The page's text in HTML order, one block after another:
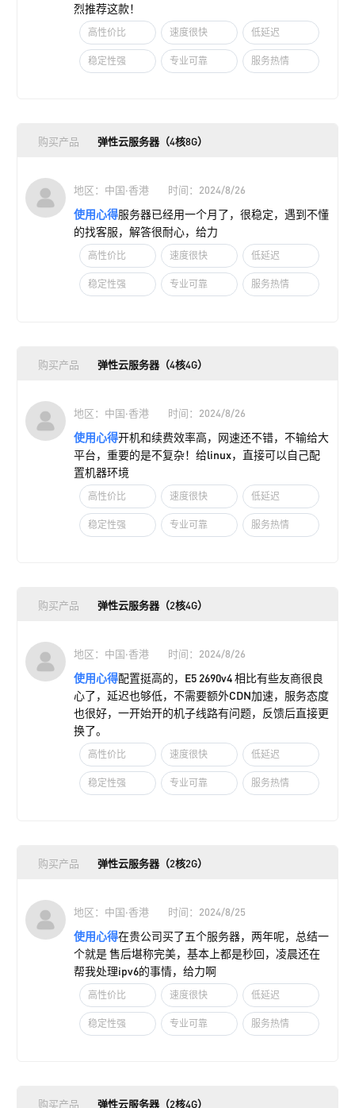
烈推荐这款！
高性价比 速度很快 低延迟
稳定性强 专业可靠 服务热情
购买产品 弹性云服务器（4核8G）
地区：中国·香港 时间：2024/8/26
使用心得服务器已经用一个月了，很稳定，遇到不懂
的找客服，解答很耐心，给力
高性价比 速度很快 低延迟
稳定性强 专业可靠 服务热情
购买产品 弹性云服务器（4核4G）
地区：中国·香港 时间：2024/8/26
使用心得开机和续费效率高，网速还不错，不输给大
平台，重要的是不复杂！给linux，直接可以自己配
置机器环境
高性价比 速度很快 低延迟
稳定性强 专业可靠 服务热情
购买产品 弹性云服务器（2核4G）
地区：中国·香港 时间：2024/8/26
使用心得配置挺高的，E5 2690v4 相比有些友商很良
心了，延迟也够低，不需要额外CDN加速，服务态度
也很好，一开始开的机子线路有问题，反馈后直接更
换了。
高性价比 速度很快 低延迟
稳定性强 专业可靠 服务热情
购买产品 弹性云服务器（2核2G）
地区：中国·香港 时间：2024/8/25
使用心得在贵公司买了五个服务器，两年呢，总结一
个就是 售后堪称完美，基本上都是秒回，凌晨还在
帮我处理ipv6的事情，给力啊
高性价比 速度很快 低延迟
稳定性强 专业可靠 服务热情
购买产品 弹性云服务器（2核4G）